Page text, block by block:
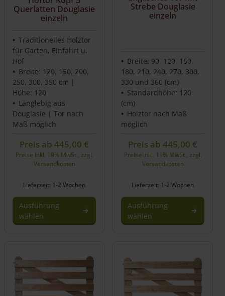
Querlatten Douglasie
einzeln
Traditionelles Holztor
für Garten, Einfahrt u.
Hof
Breite: 120, 150, 200,
250, 300, 350 cm |
Höhe: 120
Langlebig aus
Douglasie | Tor nach
Maß möglich
Preis ab 445,00 €
Preise inkl. 19% MwSt., zzgl.
Versandkosten
Lieferzeit: 1-2 Wochen
Ausführung
wählen
Strebe Douglasie
einzeln
Breite: 90, 120, 150,
180, 210, 240, 270, 300,
330 und 360 (cm)
Standardhöhe: 120
(cm)
Holztor nach Maß
möglich
Preis ab 445,00 €
Preise inkl. 19% MwSt., zzgl.
Versandkosten
Lieferzeit: 1-2 Wochen
Ausführung
wählen